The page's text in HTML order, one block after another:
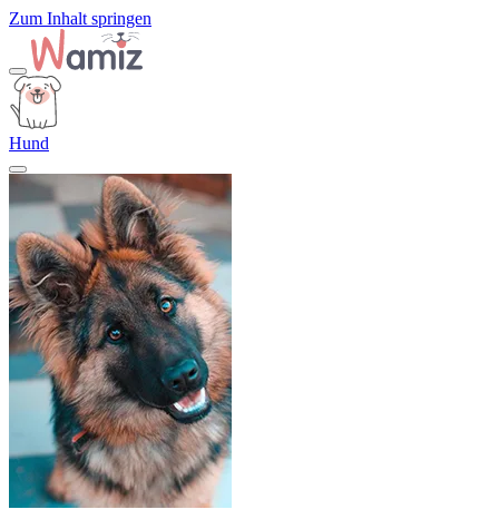
Zum Inhalt springen
Hund